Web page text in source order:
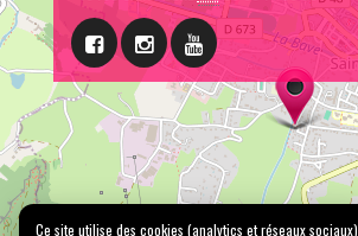
Ce site utilise des cookies (analytics et réseaux sociaux)